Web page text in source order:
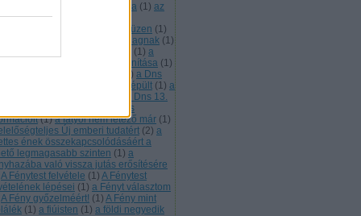
mennyezeti freskója (1) az
élet helye
az Ótörök néplélek üzen (1)
Úzok 7. leszármazotti ága a Magnak (1)
(1) a
a bárány tanítása (1)
) a Dns
a Dns 13. rétege kiépült (1) a
a Dns 13.
tartalmazza a fénnyé válás
(1) a fátyol nem létező már (1)
Új emberi tudatért (2) a
ének összekapcsolódásáért a
legmagasabb szinten (1) a
való vissza jutás erősítésére
A Fénytest felvétele (1) A Fénytest
lépései (1) a Fényt választom
A Fény győzelméért! (1) A Fény mint
(1) a fiúisten (1) a földi negyedik